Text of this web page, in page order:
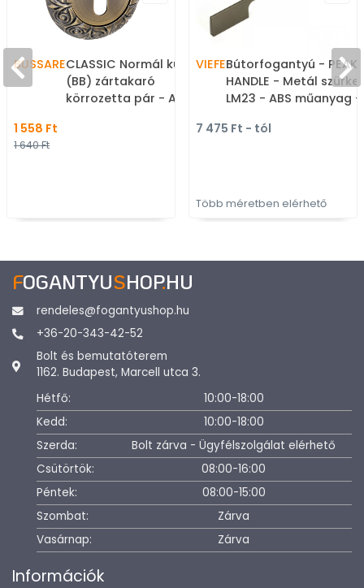
BUSSARECLASSIC Normál kulcsos
(BB) zártakaró
körrozetta pár - Antik
1 558 Ft
1 640 Ft
VIEFEBútorfogantyú - PEAK
HANDLE - Metál szürke
LM23 - ABS műanyag -
színes fém
7 475 Ft - tól
Több méretben elérhető
FOGANTYUSHOP.HU
rendeles@fogantyushop.hu
+36-20-343-42-52
Bolt és bemutatóterem
1162. Budapest, Marcell utca 3.
Hétfő:
10:00-18:00
Kedd:
10:00-18:00
Szerda:
Bolt zárva - Ügyfélszolgálat elérhető
Csütörtök:
08:00-16:00
Péntek:
08:00-15:00
Szombat:
Zárva
Vasárnap:
Zárva
Információk